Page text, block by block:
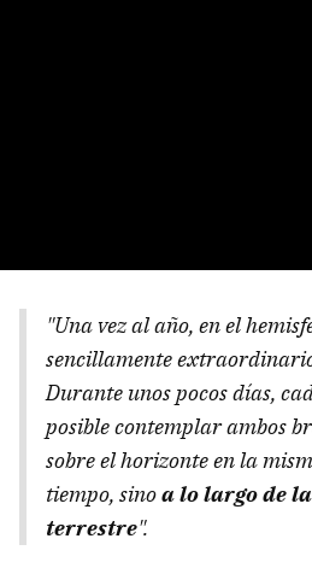
"Una vez al año, en el
sencillamente
Durante unos pocos días,
posible contemplar ambos
sobre el horizonte en la
tiempo, sinoa lo largo de
terrestre".